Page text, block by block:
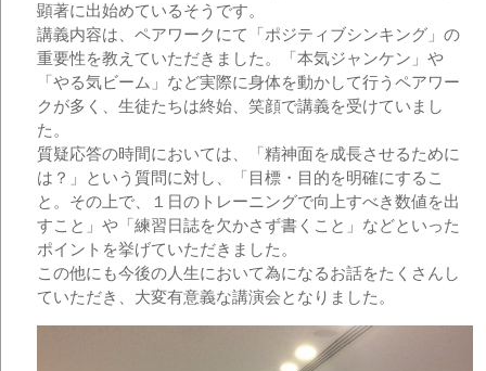
顕著に出始めているそうです。
講義内容は、ペアワークにて「ポジティブシンキング」の
重要性を教えていただきました。「本気ジャンケン」や
「やる気ビーム」など実際に身体を動かして行うペアワー
クが多く、生徒たちは終始、笑顔で講義を受けていまし
た。
質疑応答の時間においては、「精神面を成長させるために
は？」という質問に対し、「目標・目的を明確にするこ
と。その上で、１日のトレーニングで向上すべき数値を出
すこと」や「練習日誌を欠かさず書くこと」などといった
ポイントを挙げていただきました。
この他にも今後の人生において為になるお話をたくさんし
ていただき、大変有意義な講演会となりました。